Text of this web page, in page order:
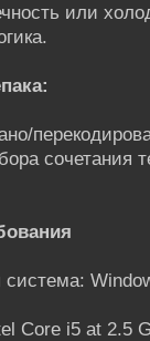
или
сочетания
Core i5 at 2.5